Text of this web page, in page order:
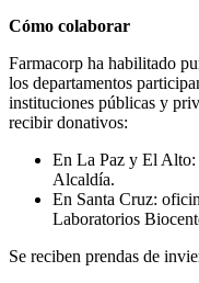
Cómo colaborar
Farmacorp ha habilitado
los departamentos
instituciones públicas y
recibir donativos:
En La Paz y El Alto:
Alcaldía.
En Santa Cruz:
Laboratorios
Se reciben prendas de